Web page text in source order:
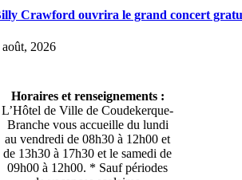
Crawford ouvrira le grand concert
août, 2026
Horaires et renseignements :
L’Hôtel de Ville de Coudekerque-
Branche vous accueille du lundi
au vendredi de 08h30 à 12h00 et
de 13h30 à 17h30 et le samedi de
09h00 à 12h00. * Sauf périodes